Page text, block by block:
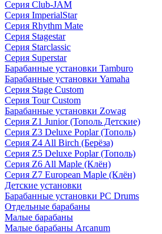
Серия Club-JAM
Серия ImperialStar
Серия Rhythm Mate
Серия Stagestar
Серия Starclassic
Серия Superstar
Барабанные установки Tamburo
Барабанные установки Yamaha
Серия Stage Custom
Серия Tour Custom
Барабанные установки Zowag
Серия Z1 Junior (Тополь Детские)
Серия Z3 Deluxe Poplar (Тополь)
Серия Z4 All Birch (Берёза)
Серия Z5 Deluxe Poplar (Тополь)
Серия Z6 All Maple (Клён)
Серия Z7 European Maple (Клён)
Детские установки
Барабанные установки PC Drums
Отдельные барабаны
Малые барабаны
Малые барабаны Arcanum